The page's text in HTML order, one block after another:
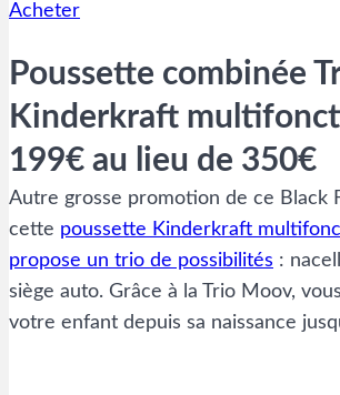
Acheter
Poussette combinée
Kinderkraft
199€ au lieu de 350€
Autre grosse promotion de ce Black
cette poussette Kinderkraft
propose un trio de possibilités :
siège auto. Grâce à la Trio Moov,
votre enfant depuis sa naissance